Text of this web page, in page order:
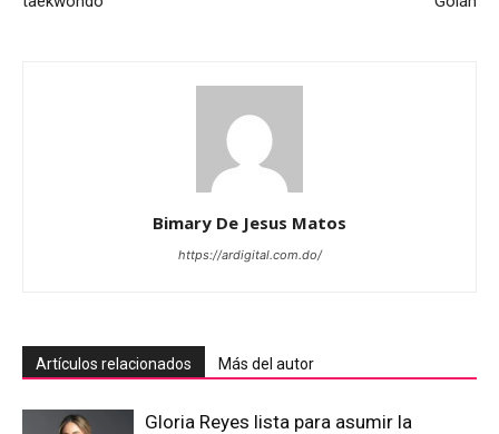
Bimary De Jesus Matos
https://ardigital.com.do/
Artículos relacionados Más del autor
Gloria Reyes lista para asumir la